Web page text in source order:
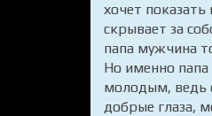
хочет
скрывает за
папа мужчина
Но именно
молодым, ведь
добрые глаза,